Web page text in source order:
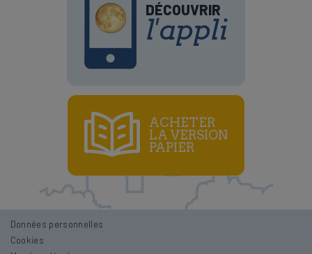
DÉCOUVRIR
l'appli
ACHETER
LA VERSION
PAPIER
Données personnelles
Cookies